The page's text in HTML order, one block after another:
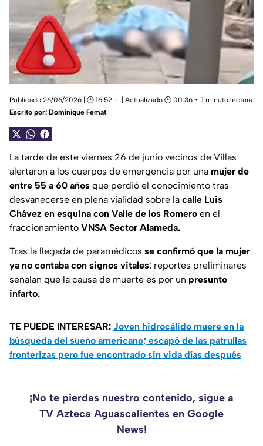
Publicado 26/06/2026 | 🕑 16:52 | Actualizado 🕑 00:36
1 minuto lectura
Escrito por: Dominique Femat
La tarde de este viernes 26 de junio vecinos de Villas
alertaron a los cuerpos de emergencia por una mujer de
entre 55 a 60 años que perdió el conocimiento tras
desvanecerse en plena vialidad sobre la calle Luis
Chávez en esquina con Valle de los Romero en el
fraccionamiento VNSA Sector Alameda.
Tras la llegada de paramédicos se confirmó que la mujer
ya no contaba con signos vitales; reportes preliminares
señalan que la causa de muerte es por un presunto
infarto.
TE PUEDE INTERESAR: Joven hidrocálido muere en la
búsqueda del sueño americano; escapó de las patrullas
fronterizas pero fue encontrado sin vida días después
¡No te pierdas nuestro contenido, sigue a
TV Azteca Aguascalientes en Google
News!